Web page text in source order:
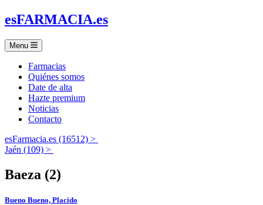
esFARMACIA.es
Menu
Farmacias
Quiénes somos
Date de alta
Hazte premium
Noticias
Contacto
esFarmacia.es (16512) >
Jaén (109) >
Baeza (2)
Bueno Bueno, Placido